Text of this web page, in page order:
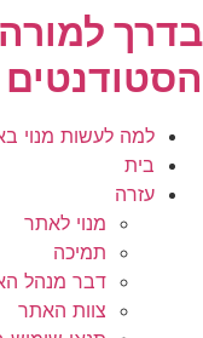
דלג
לתוכן
בדרך
הסטודנטים
למה לעשות מנוי
בית
עזרה
מנוי לאתר
תמיכה
דבר מנהל
צוות האתר